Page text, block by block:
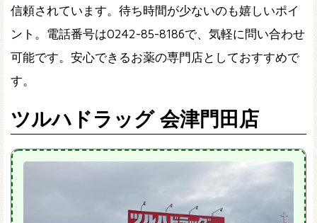
信頼されています。待ち時間が少ないのも嬉しいポイ
ント。電話番号は0242-85-8186で、気軽に問い合わせ
可能です。安心できるお薬の専門店としておすすめで
す。
ツルハドラッグ 会津門田店